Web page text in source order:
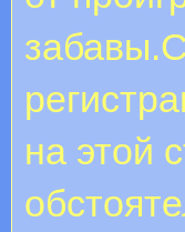
на этой